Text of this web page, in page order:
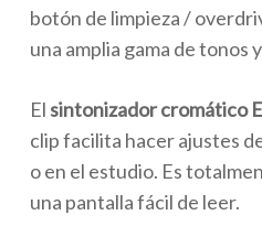
botón de limpieza /
una amplia gama de tonos
El sintonizador cromático
clip facilita hacer ajustes
o en el estudio. Es
una pantalla fácil de leer.